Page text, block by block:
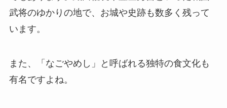
武将のゆかりの地で、お城や史跡も数多く残って
います。
また、「なごやめし」と呼ばれる独特の食文化も
有名ですよね。